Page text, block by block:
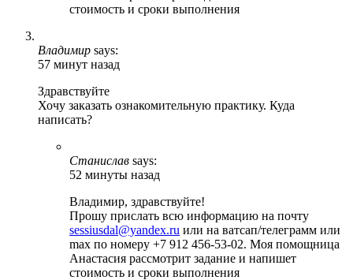
стоимость и сроки выполнения
Владимир says:
57 минут назад
Здравствуйте
Хочу заказать ознакомительную практику. Куда
написать?
Станислав says:
52 минуты назад
Владимир, здравствуйте!
Прошу прислать всю информацию на почту
sessiusdal@yandex.ru или на ватсап/телеграмм или
max по номеру +7 912 456-53-02. Моя помощница
Анастасия рассмотрит задание и напишет
стоимость и сроки выполнения